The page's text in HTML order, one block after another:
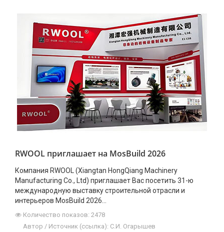
RWOOL приглашает на MosBuild 2026
Компания RWOOL (Xiangtan HongQiang Machinery
Manufacturing Co., Ltd) приглашает Вас посетить 31-ю
международную выставку строительной отрасли и
интерьеров MosBuild 2026...
Количество показов: 2478
Автор / Источник (ссылка): С.И. Огарышев